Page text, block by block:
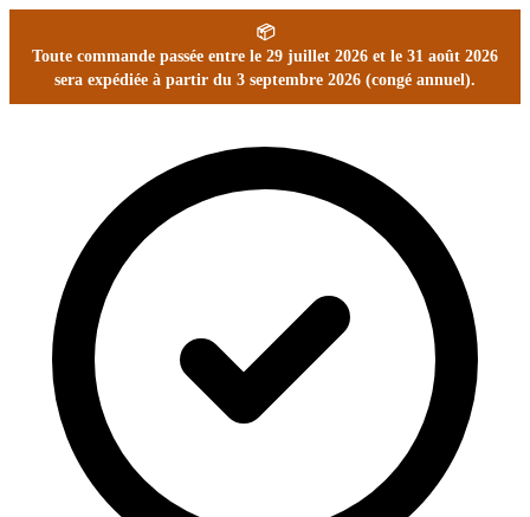
📦
Toute commande passée entre le 29 juillet 2026 et le 31 août 2026
sera expédiée à partir du 3 septembre 2026 (congé annuel).